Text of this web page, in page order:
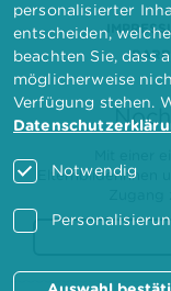
Elternbilderinnen
personalisierter
entscheiden,
beachten Sie, dass
möglicherweise
Verfügung stehen.
Notwendig